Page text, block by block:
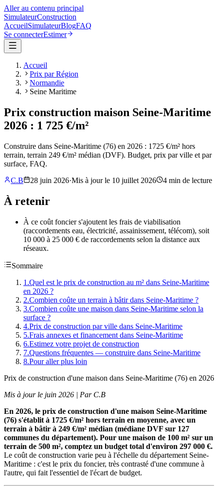
Aller au contenu principal
SimulateurConstruction
AccueilSimulateurBlogFAQ
Se connecterEstimer
Accueil
Prix par Région
Normandie
Seine Maritime
Prix construction maison Seine-Maritime
2026 : 1 725 €/m²
Construire dans Seine-Maritime (76) en 2026 : 1725 €/m² hors
terrain, terrain 249 €/m² médian (DVF). Budget, prix par ville et par
surface, FAQ.
C.B
28 juin 2026·Mis à jour le 10 juillet 2026 4 min de lecture
À retenir
À ce coût foncier s'ajoutent les frais de viabilisation
(raccordements eau, électricité, assainissement, télécom), soit
10 000 à 25 000 € de raccordements selon la distance aux
réseaux.
Sommaire
1 .Quel est le prix de construction au m² dans Seine-Maritime
en 2026 ?
2.Combien coûte un terrain à bâtir dans Seine-Maritime ?
3.Combien coûte une maison dans Seine-Maritime selon la
surface ?
4.Prix de construction par ville dans Seine-Maritime
5.Frais annexes et financement dans Seine-Maritime
6.Estimez votre projet de construction
7.Questions fréquentes — construire dans Seine-Maritime
8.Pour aller plus loin
Prix de construction d'une maison dans Seine-Maritime (76) en 2026
Mis à jour le juin 2026 | Par C.B
En 2026, le prix de construction d'une maison Seine-Maritime
(76) s'établit à 1725 €/m² hors terrain en moyenne, avec un
terrain à bâtir à 249 €/m² médian (médiane DVF sur 127
communes du département). Pour une maison de 100 m² sur un
terrain de 500 m², comptez un budget total d'environ 297 000 €.
Le coût de construction varie peu à l'échelle du département Seine-
Maritime : c'est le prix du foncier, très contrasté d'une commune à
l'autre, qui fait l'essentiel de l'écart de budget.